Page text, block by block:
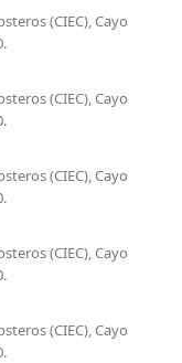
(CIEC), Cayo
(CIEC), Cayo
(CIEC), Cayo
(CIEC), Cayo
(CIEC), Cayo